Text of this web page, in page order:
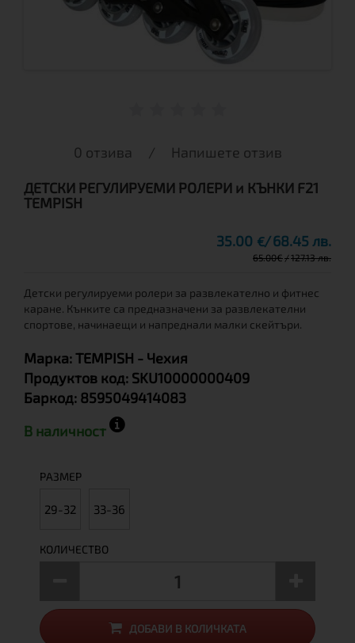
0 отзива / Напишете отзив
ДЕТСКИ РЕГУЛИРУЕМИ РОЛЕРИ и КЪНКИ F21
TEMPISH
35.00 € 68.45 лв.
65.00€ 127.13 лв.
Детски регулируеми ролери за развлекателно и фитнес
каране. Кънките са предназначени за развлекателни
спортове, начинаещи и напреднали малки скейтъри.
Марка:TEMPISH - Чехия
Продуктов код: SKU10000000409
Баркод: 8595049414083
В наличност
РАЗМЕР
29-32 33-36
КОЛИЧЕСТВО
ДОБАВИ В КОЛИЧКАТА